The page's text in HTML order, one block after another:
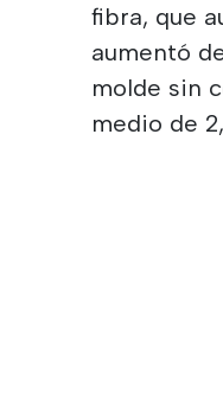
fibra, que
aumentó
molde sin
medio de